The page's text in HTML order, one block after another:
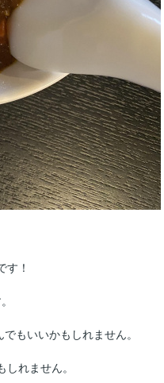
す！
もいいかもしれません。
れません。